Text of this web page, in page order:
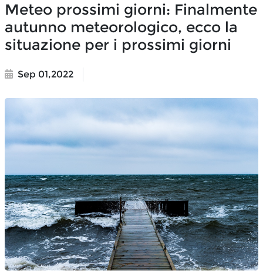
Meteo prossimi giorni: Finalmente
autunno meteorologico, ecco la
situazione per i prossimi giorni
Sep 01,2022